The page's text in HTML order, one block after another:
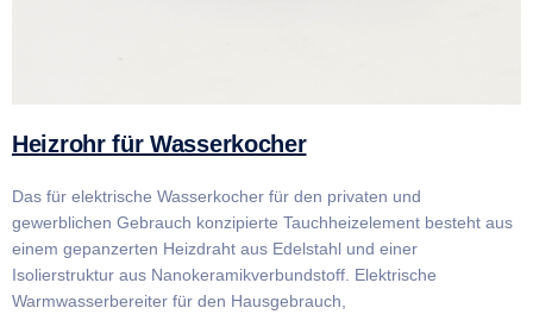
Heizrohr für Wasserkocher
Das für elektrische Wasserkocher für den privaten und
gewerblichen Gebrauch konzipierte Tauchheizelement besteht aus
einem gepanzerten Heizdraht aus Edelstahl und einer
Isolierstruktur aus Nanokeramikverbundstoff. Elektrische
Warmwasserbereiter für den Hausgebrauch,